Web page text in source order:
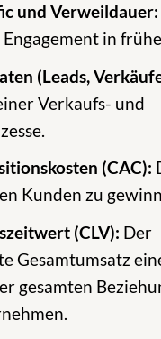
und Verweildauer:
in
(Leads,
Verkaufs- und
(CAC):
Kunden zu
(CLV): Der
Gesamtumsatz
gesamten